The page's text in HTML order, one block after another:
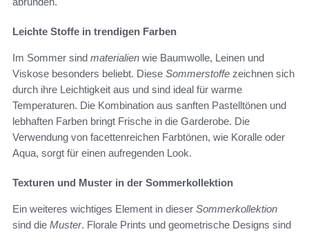
Leichte Stoffe in trendigen Farben
Im Sommer sind materialien wie Baumwolle, Leinen und
Viskose besonders beliebt. Diese Sommerstoffe zeichnen sich
durch ihre Leichtigkeit aus und sind ideal für warme
Temperaturen. Die Kombination aus sanften Pastelltönen und
lebhaften Farben bringt Frische in die Garderobe. Die
Verwendung von facettenreichen Farbtönen, wie Koralle oder
Aqua, sorgt für einen aufregenden Look.
Texturen und Muster in der Sommerkollektion
Ein weiteres wichtiges Element in dieser Sommerkollektion
sind die Muster. Florale Prints und geometrische Designs sind